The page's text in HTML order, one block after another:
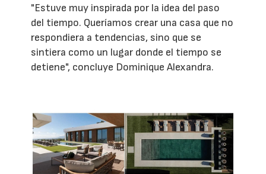
"Estuve muy inspirada por la idea del paso
del tiempo. Queríamos crear una casa que no
respondiera a tendencias, sino que se
sintiera como un lugar donde el tiempo se
detiene", concluye Dominique Alexandra.